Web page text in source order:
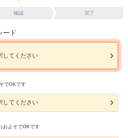
確認 完了
ード
してください
でOKです
してください
およそでOKです